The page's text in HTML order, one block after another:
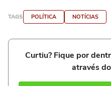
TAGS POLÍTICA NOTÍCIAS
Curtiu? Fique por
através